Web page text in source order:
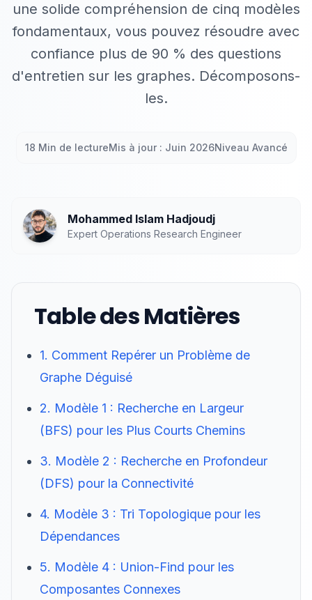
une solide compréhension de cinq modèles
fondamentaux, vous pouvez résoudre avec
confiance plus de 90 % des questions
d'entretien sur les graphes. Décomposons-
les.
18 Min de lectureMis à jour : Juin 2026Niveau Avancé
Mohammed Islam Hadjoudj
Expert Operations Research Engineer
Table des Matières
1. Comment Repérer un Problème de
Graphe Déguisé
2. Modèle 1 : Recherche en Largeur
(BFS) pour les Plus Courts Chemins
3. Modèle 2 : Recherche en Profondeur
(DFS) pour la Connectivité
4. Modèle 3 : Tri Topologique pour les
Dépendances
5. Modèle 4 : Union-Find pour les
Composantes Connexes